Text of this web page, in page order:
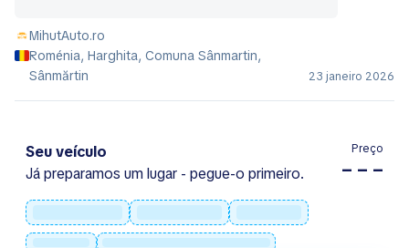
MihutAuto.ro
Roménia, Harghita, Comuna Sânmartin,
Sânmărtin
23 janeiro 2026
Seu veículo
Já preparamos um lugar - pegue-o primeiro.
Preço
– – –